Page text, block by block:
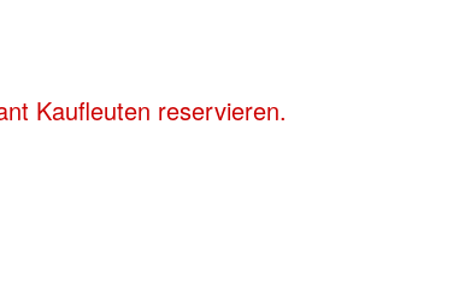
Kaufleuten reservieren.